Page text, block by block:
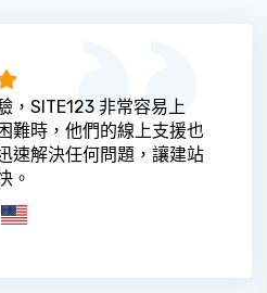
，SITE123 非常容易上
難時，他們的線上支援也
速解決任何問題，讓建站
。